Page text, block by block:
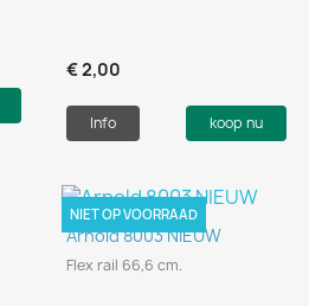
€ 2,00
Info koop nu
Arnold 8003 NIEUW
Flex rail 66,6 cm.
NIET OP VOORRAAD